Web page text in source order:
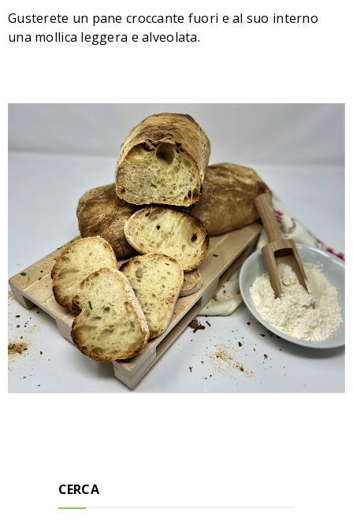
Gusterete un pane croccante fuori e al suo interno
una mollica leggera e alveolata.
CERCA